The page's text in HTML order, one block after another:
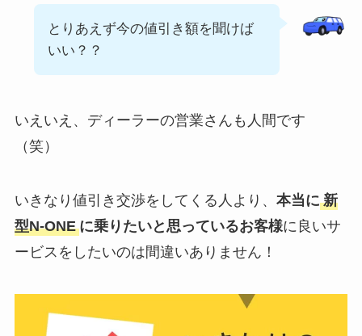
とりあえず今の値引き額を聞けば
いい？？
いえいえ、ディーラーの営業さんも人間です
（笑）
いきなり値引き交渉をしてくる人より、 本当に 新
型N-ONE に乗りたいと思っているお客様に良いサ
ービスをしたいのは間違いありません！